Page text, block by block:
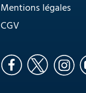
Mentions légales
CGV